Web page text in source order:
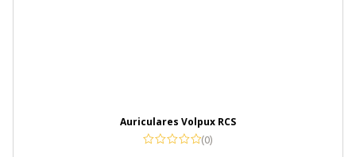
Auriculares Volpux RCS
(0)